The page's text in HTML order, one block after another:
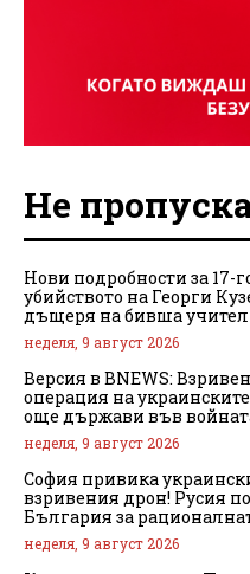
Не
Нови подробности за 17-
убийството на Георги
дъщеря на бивша
неделя, 9 август 2026
Версия в BNEWS:
операция на
още държави във
неделя, 9 август 2026
София привика
взривения дрон! Русия
България за
неделя, 9 август 2026